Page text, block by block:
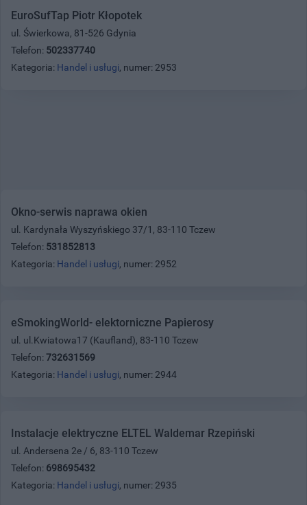
EuroSufTap Piotr Kłopotek
ul. Świerkowa, 81-526 Gdynia
Telefon: 502337740
Kategoria: Handel i usługi, numer: 2953
Okno-serwis naprawa okien
ul. Kardynała Wyszyńskiego 37/1, 83-110 Tczew
Telefon: 531852813
Kategoria: Handel i usługi, numer: 2952
eSmokingWorld- elektorniczne Papierosy
ul. ul.Kwiatowa17 (Kaufland), 83-110 Tczew
Telefon: 732631569
Kategoria: Handel i usługi, numer: 2944
Instalacje elektryczne ELTEL Waldemar Rzepiński
ul. Andersena 2e / 6, 83-110 Tczew
Telefon: 698695432
Kategoria: Handel i usługi, numer: 2935